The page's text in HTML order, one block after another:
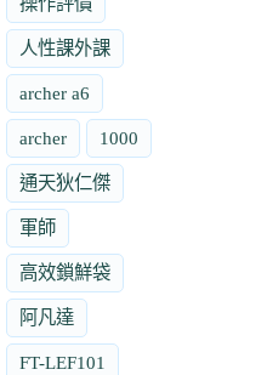
人性課外課
archer a6
archer 1000
通天狄仁傑
軍師
高效鎖鮮袋
阿凡達
FT-LEF101